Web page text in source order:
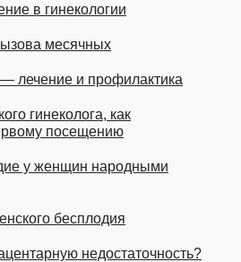
в гинекологии
месячных
лечение и профилактика
гинеколога, как
посещению
у женщин народными
бесплодия
недостаточность?